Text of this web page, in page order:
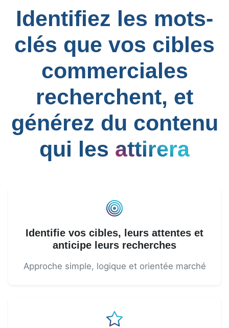
Identifiez les mots-
clés que vos cibles
commerciales
recherchent, et
générez du contenu
qui les attirera
Identifie vos cibles, leurs attentes et
anticipe leurs recherches
Approche simple, logique et orientée marché